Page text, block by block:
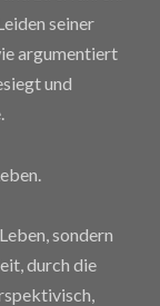
seiner
argumentiert
und
sondern
durch die